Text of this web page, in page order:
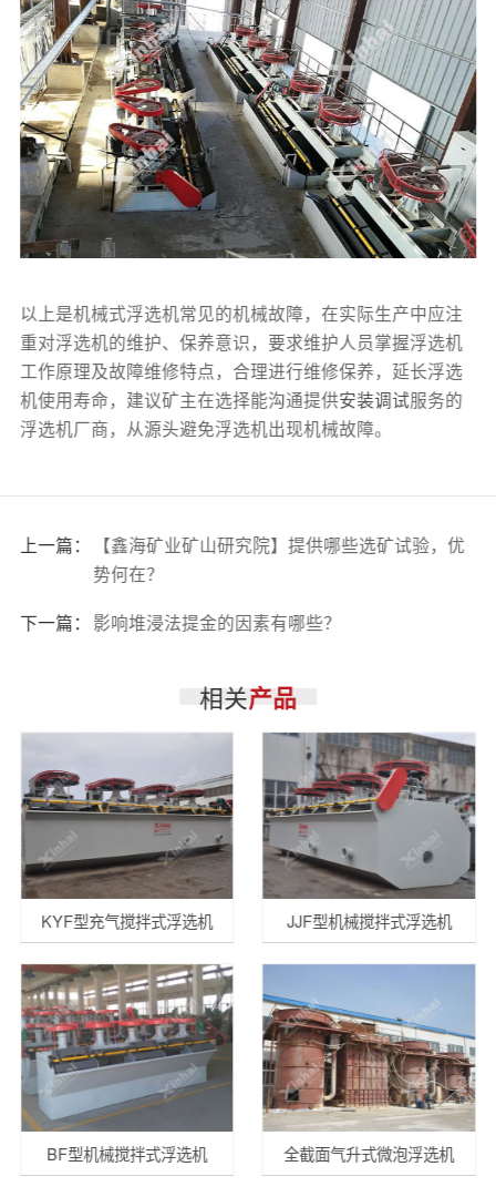
以上是机械式浮选机常见的机械故障，在实际生产中应注
重对浮选机的维护、保养意识，要求维护人员掌握浮选机
工作原理及故障维修特点，合理进行维修保养，延长浮选
机使用寿命，建议矿主在选择能沟通提供安装调试服务的
浮选机厂商，从源头避免浮选机出现机械故障。
上一篇：
【鑫海矿业矿山研究院】提供哪些选矿试验，优
势何在？
下一篇： 影响堆浸法提金的因素有哪些？
相关产品
KYF型充气搅拌式浮选机 JJF型机械搅拌式浮选机
BF型机械搅拌式浮选机 全截面气升式微泡浮选机